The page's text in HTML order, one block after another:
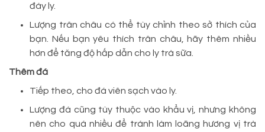
đáy ly.
Lượng trân châu có thể tùy chỉnh theo sở thích của
bạn. Nếu bạn yêu thích trân châu, hãy thêm nhiều
hơn để tăng độ hấp dẫn cho ly trà sữa.
Thêm đá
Tiếp theo, cho đá viên sạch vào ly.
Lượng đá cũng tùy thuộc vào khẩu vị, nhưng không
nên cho quá nhiều để tránh làm loãng hương vị trà